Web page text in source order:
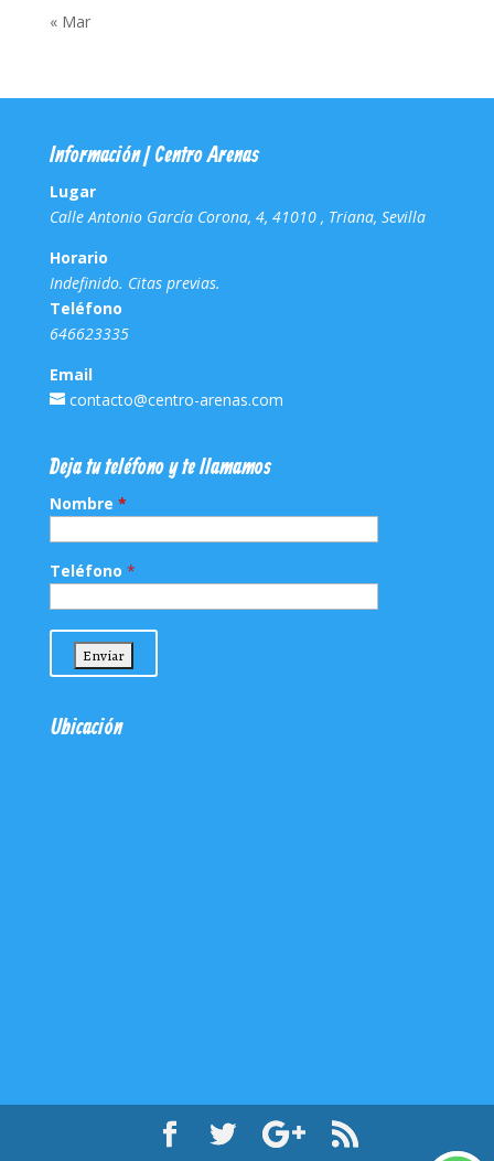
« Mar
Información | Centro Arenas
Lugar
Calle Antonio García Corona, 4, 41010 , Triana, Sevilla
Horario
Indefinido. Citas previas.
Teléfono
646623335
Email
contacto@centro-arenas.com
Deja tu teléfono y te llamamos
Nombre *
Teléfono *
Ubicación